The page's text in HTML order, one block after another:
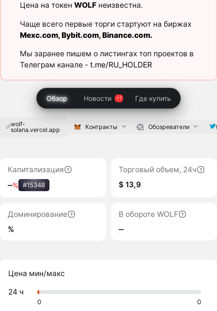
Цена на токен WOLFнеизвестна.
Чаще всего первые торги стартуют на биржах
Mexc.com,Bybit.com,Binance.com.
Мы заранее пишем о листингах топ проектов в
Телеграм канале - t.me/RU_HOLDER
Обзор Новости Где купить
wolf-
solana.vercel.app
Контракты Обозреватели
Капитализация
‒% #15348
Торговый объем, 24ч
$ 13,9
Доминирование
%
В обороте WOLF
‒
Цена мин/макс
24 ч
0 0